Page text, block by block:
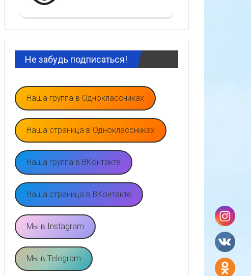
Не забудь подписаться!
Наша группа в Одноклассниках
Наша страница в Одноклассниках
Наша группа в ВКонтакте
Наша страница в ВКонтакте
Мы в Instagram
Мы в Telegram